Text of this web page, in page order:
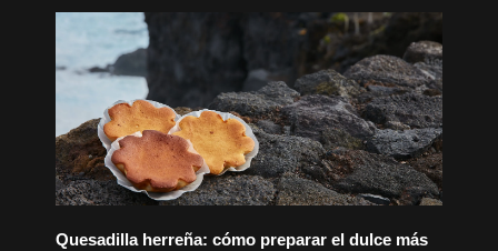
Quesadilla herreña: cómo preparar el dulce más